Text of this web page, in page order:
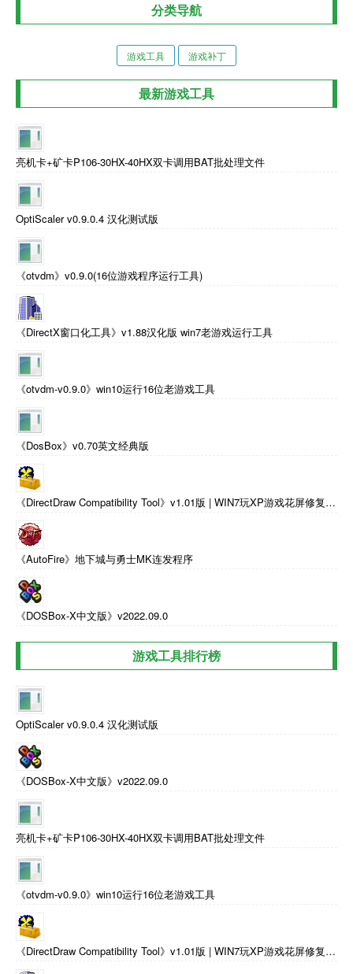
分类导航
游戏工具 游戏补丁
最新游戏工具
亮机卡+矿卡P106-30HX-40HX双卡调用BAT批处理文件
OptiScaler v0.9.0.4 汉化测试版
《otvdm》v0.9.0(16位游戏程序运行工具)
《DirectX窗口化工具》v1.88汉化版 win7老游戏运行工具
《otvdm-v0.9.0》win10运行16位老游戏工具
《DosBox》v0.70英文经典版
《DirectDraw Compatibility Tool》v1.01版 | WIN7玩XP游戏花屏修复工具
《AutoFire》地下城与勇士MK连发程序
《DOSBox-X中文版》v2022.09.0
游戏工具排行榜
OptiScaler v0.9.0.4 汉化测试版
《DOSBox-X中文版》v2022.09.0
亮机卡+矿卡P106-30HX-40HX双卡调用BAT批处理文件
《otvdm-v0.9.0》win10运行16位老游戏工具
《DirectDraw Compatibility Tool》v1.01版 | WIN7玩XP游戏花屏修复工具